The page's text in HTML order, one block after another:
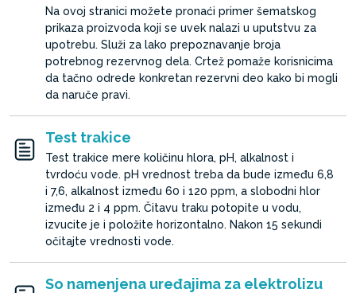
Na ovoj stranici možete pronaći primer šematskog
prikaza proizvoda koji se uvek nalazi u uputstvu za
upotrebu. Služi za lako prepoznavanje broja
potrebnog rezervnog dela. Crtež pomaže korisnicima
da tačno odrede konkretan rezervni deo kako bi mogli
da naruče pravi.
Test trakice
Test trakice mere količinu hlora, pH, alkalnost i
tvrdoću vode. pH vrednost treba da bude između 6,8
i 7,6, alkalnost između 60 i 120 ppm, a slobodni hlor
između 2 i 4 ppm. Čitavu traku potopite u vodu,
izvucite je i položite horizontalno. Nakon 15 sekundi
očitajte vrednosti vode.
So namenjena uređajima za elektrolizu